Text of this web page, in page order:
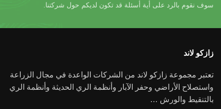
سوف نقوم بالرد على أية أسئلة قد تكون لديكم حول شركتنا.
زازكو لاند
تعتبر مجموعة زازكو لاند من الشركات الواعدة في مجال الزراعة
واستصلاح الأراضي وحفر الآبار وأنظمة الري الحديثة وأنظمة الري
بالتنقيط والورش …